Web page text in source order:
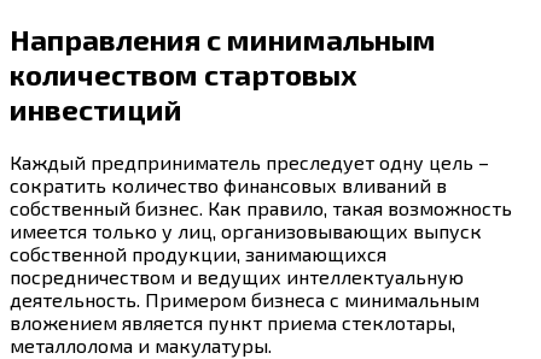
Направления с минимальным
количеством стартовых
инвестиций
Каждый предприниматель преследует одну цель –
сократить количество финансовых вливаний в
собственный бизнес. Как правило, такая возможность
имеется только у лиц, организовывающих выпуск
собственной продукции, занимающихся
посредничеством и ведущих интеллектуальную
деятельность. Примером бизнеса с минимальным
вложением является пункт приема стеклотары,
металлолома и макулатуры.